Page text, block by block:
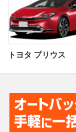
トヨタ プリウス